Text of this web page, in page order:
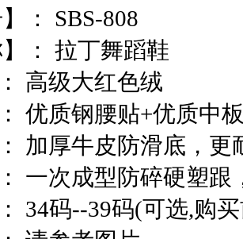
： SBS-808
】： 拉丁舞蹈鞋
高级大红色绒
优质钢腰贴+优质中
加厚牛皮防滑底，更
一次成型防碎硬塑跟
34码--39码(可选,购